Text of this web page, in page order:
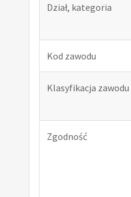
Dział, kategoria
Kod zawodu
Klasyfikacja zawodu
Zgodność